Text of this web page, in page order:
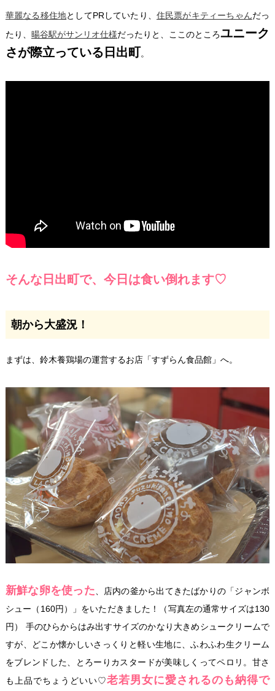
華麗なる移住地としてPRしていたり、 住民票がキティーちゃんだっ
たり、 暘谷駅がサンリオ仕様だったりと、ここのところユニーク
さが際立っている日出町。
そんな日出町で、今日は食い倒れます♡
朝から大盛況！
まずは、鈴木養鶏場の運営するお店「すずらん食品館」へ。
新鮮な卵を使った 、店内の釜から出てきたばかりの「ジャンボ
シュー（160円）」をいただきました！（写真左の通常サイズは130
円） 手のひらからはみ出すサイズのかなり大きめシュークリームで
すが、どこか懐かしいさっくりと軽い生地に、ふわふわ生クリーム
をブレンドした、とろーりカスタードが美味しくってペロリ。甘さ
も上品でちょうどいい♡老若男女に愛されるのも納得で